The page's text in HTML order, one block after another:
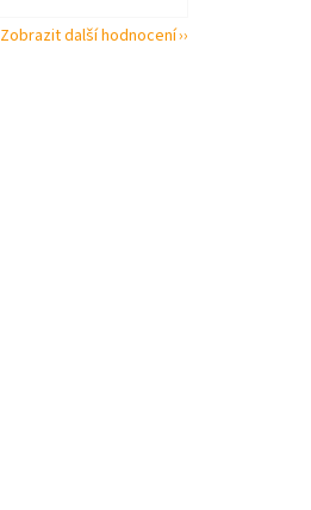
Zobrazit další hodnocení